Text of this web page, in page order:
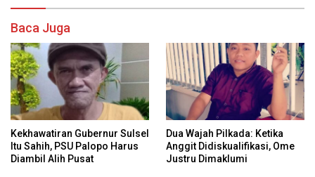
Baca Juga
Kekhawatiran Gubernur Sulsel
Itu Sahih, PSU Palopo Harus
Diambil Alih Pusat
Dua Wajah Pilkada: Ketika
Anggit Didiskualifikasi, Ome
Justru Dimaklumi